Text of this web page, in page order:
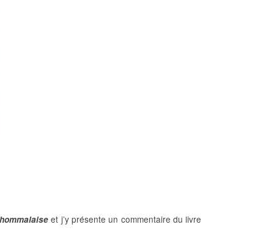
et j’y présente un commentaire du livre